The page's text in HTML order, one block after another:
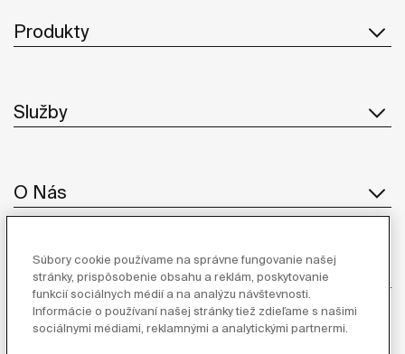
Produkty
Služby
O Nás
Inšpirácia
Sledujte nás
Súbory cookie používame na správne fungovanie našej
stránky, prispôsobenie obsahu a reklám, poskytovanie
funkcií sociálnych médií a na analýzu návštevnosti.
Informácie o používaní našej stránky tiež zdieľame s našimi
sociálnymi médiami, reklamnými a analytickými partnermi.